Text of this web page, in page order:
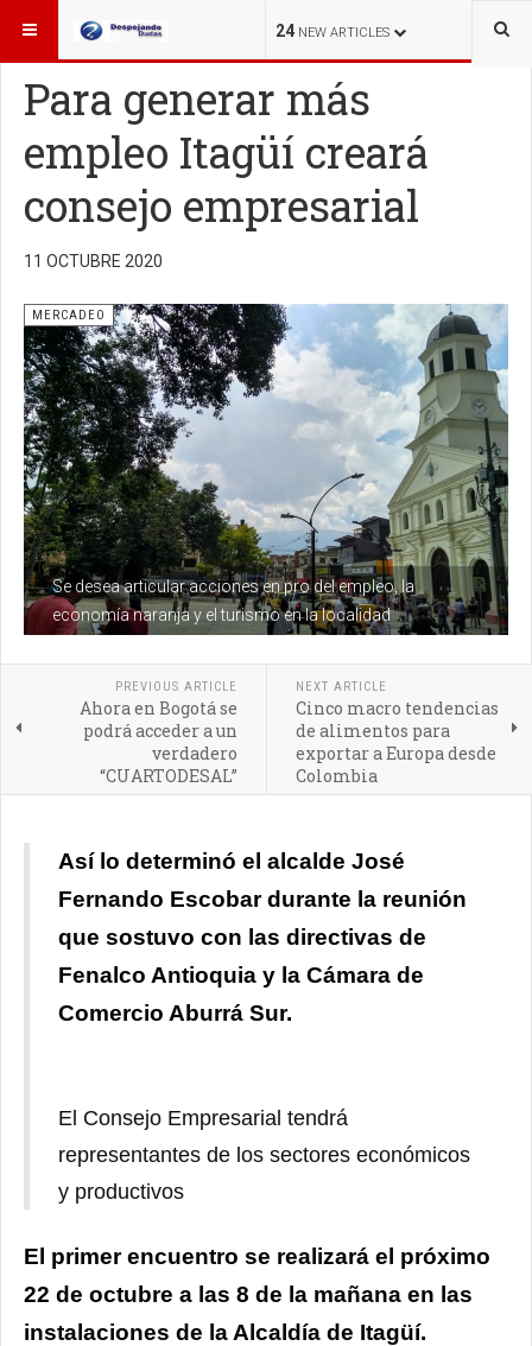
24 NEW ARTICLES
ESTÁ AQUÍ: MERCADEO
Para generar más
empleo Itagüí creará
consejo empresarial
11 OCTUBRE 2020
Se desea articular acciones en pro del empleo, la
economía naranja y el turismo en la localidad
MERCADEO
PREVIOUS ARTICLE
Ahora en Bogotá se
podrá acceder a un
verdadero
“CUARTODESAL”
NEXT ARTICLE
Cinco macro tendencias
de alimentos para
exportar a Europa desde
Colombia
Así lo determinó el alcalde José
Fernando Escobar durante la reunión
que sostuvo con las directivas de
Fenalco Antioquia y la Cámara de
Comercio Aburrá Sur.
El Consejo Empresarial tendrá
representantes de los sectores económicos
y productivos
El primer encuentro se realizará el próximo
22 de octubre a las 8 de la mañana en las
instalaciones de la Alcaldía de Itagüí.